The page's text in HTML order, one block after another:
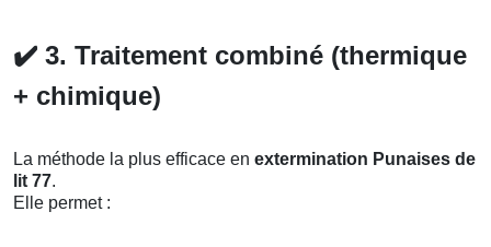
✔️ 3. Traitement combiné (thermique
+ chimique)
La méthode la plus efficace en extermination Punaises de
lit 77.
Elle permet :